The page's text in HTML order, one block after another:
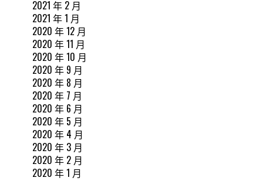
2021 年 2 月
2021 年 1 月
2020 年 12 月
2020 年 11 月
2020 年 10 月
2020 年 9 月
2020 年 8 月
2020 年 7 月
2020 年 6 月
2020 年 5 月
2020 年 4 月
2020 年 3 月
2020 年 2 月
2020 年 1 月